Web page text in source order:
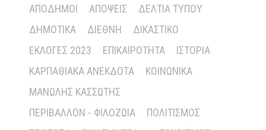
ΑΠΌΔΗΜΟΙ
ΑΠΌΨΕΙΣ
ΔΕΛΤΊΑ ΤΎΠΟΥ
ΔΗΜΟΤΙΚΆ
ΔΙΕΘΝΉ
ΔΙΚΑΣΤΙΚΌ
ΕΚΛΟΓΈΣ 2023
ΕΠΙΚΑΙΡΌΤΗΤΑ
ΙΣΤΟΡΊΑ
ΚΑΡΠΑΘΙΑΚΆ ΑΝΈΚΔΟΤΑ
ΚΟΙΝΩΝΙΚΆ
ΜΑΝΏΛΗΣ ΚΑΣΣΏΤΗΣ
ΠΕΡΙΒΆΛΛΟΝ - ΦΙΛΟΖΩΊΑ
ΠΟΛΙΤΙΣΜΌΣ